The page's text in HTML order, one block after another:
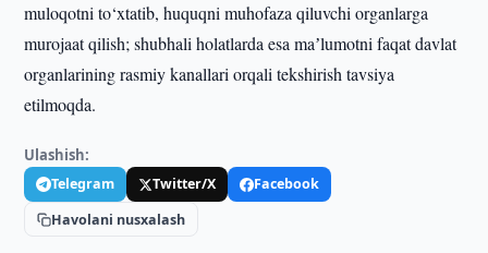
muloqotni to‘xtatib, huquqni muhofaza qiluvchi organlarga
murojaat qilish; shubhali holatlarda esa maʼlumotni faqat davlat
organlarining rasmiy kanallari orqali tekshirish tavsiya
etilmoqda.
Ulashish:
Telegram Twitter/X
Facebook
Havolani nusxalash